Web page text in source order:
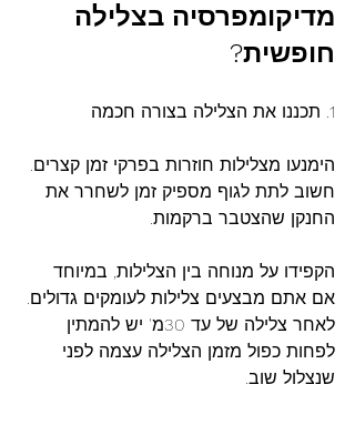
מדיקומפרסיה בצלילה
חופשית?
1. תכננו את הצלילה בצורה חכמה
הימנעו מצלילות חוזרות בפרקי זמן קצרים.
חשוב לתת לגוף מספיק זמן לשחרר את
החנקן שהצטבר ברקמות.
הקפידו על מנוחה בין הצלילות, במיוחד
אם אתם מבצעים צלילות לעומקים גדולים.
לאחר צלילה של עד 30מ' יש להמתין
לפחות כפול מזמן הצלילה עצמה לפני
שנצלול שוב.